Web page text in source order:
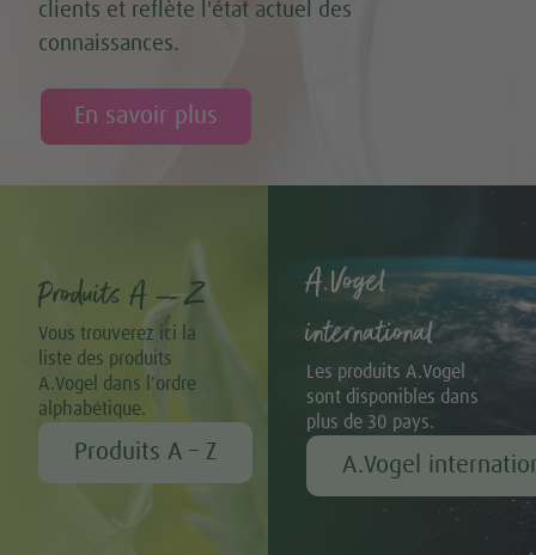
clients et reflète l'état actuel des
connaissances.
En savoir plus
Produits A – Z
Vous trouverez ici la
liste des produits
A.Vogel dans l'ordre
alphabétique.
Produits A – Z
A.Vogel
international
Les produits A.Vogel
sont disponibles dans
plus de 30 pays.
A.Vogel